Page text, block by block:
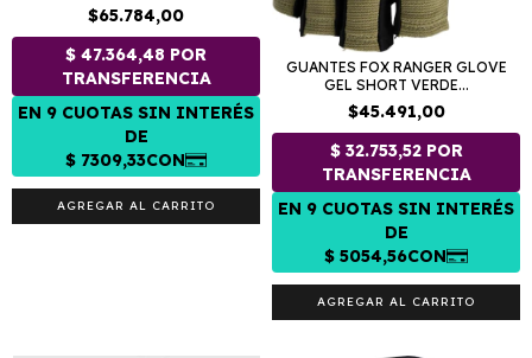
$65.784,00
AGREGAR AL CARRITO
GUANTES FOX RANGER GLOVE
GEL SHORT VERDE...
$45.491,00
AGREGAR AL CARRITO